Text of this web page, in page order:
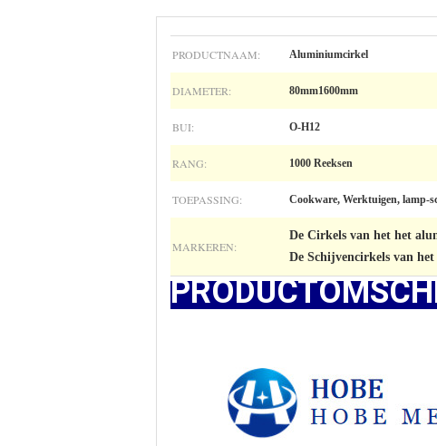
PRODUCTNAAM: Aluminiumcirkel
DIAMETER: 80mm1600mm
BUI: O-H12
RANG: 1000 Reeksen
TOEPASSING: Cookware, Werktuigen, lamp-
MARKEREN:
De Cirkels van het het
De Schijvencirkels van